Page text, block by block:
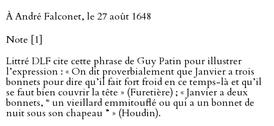
À André Falconet, le 27 août 1648
Note [1]
Littré DLF cite cette phrase de Guy Patin pour illustrer
l’expression : « On dit proverbialement que Janvier a trois
bonnets pour dire qu’il fait fort froid en ce temps-là et qu’il
se faut bien couvrir la tête » (Furetière) ; « Janvier a deux
bonnets, “ un vieillard emmitouflé ou qui a un bonnet de
nuit sous son chapeau ” » (Houdin).